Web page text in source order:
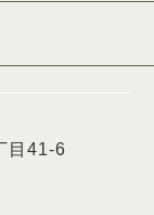
目41-6